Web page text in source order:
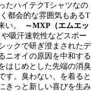
たハイテクTシャツなの
都会的な雰囲気もあるT
い。
～MXP（エムエッ
吸汗速乾性などスポー
ックで研ぎ澄まされたデ
ニオイの原因を中和する
はじめとした先端の消臭
す。臭わない、を着ると
きっと新しい喜びを生み